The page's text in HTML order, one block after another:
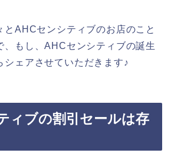
とAHCセンシティブのお店のこと
、もし、AHCセンシティブの誕生
シェアさせていただきます♪
ィブの割引セールは存